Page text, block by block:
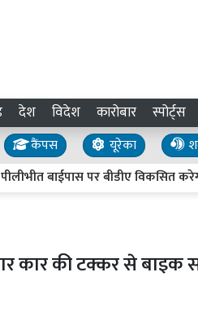
देश विदेश कारोबार स्पोर्ट्स
कैंपस यूरेका
बाईपास पर बीडीए विकसित करेगा
कार की टक्कर से बाइक